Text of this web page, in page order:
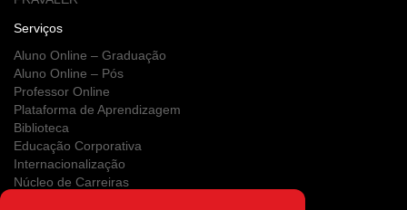
Serviços
Aluno Online – Graduação
Aluno Online – Pós
Professor Online
Plataforma de Aprendizagem
Biblioteca
Educação Corporativa
Internacionalização
Núcleo de Carreiras